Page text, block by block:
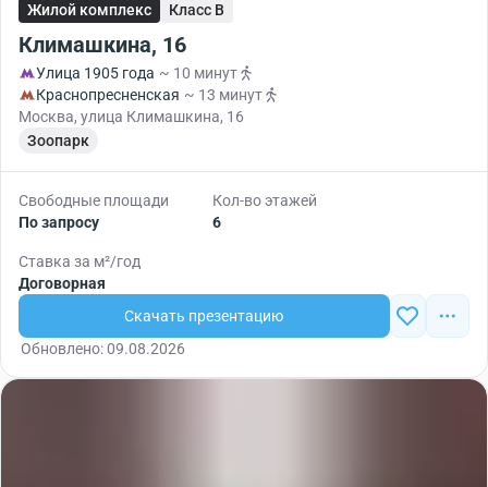
Жилой комплекс Класс B
Климашкина, 16
Улица 1905 года ~ 10 минут
Краснопресненская ~ 13 минут
Москва, улица Климашкина, 16
Зоопарк
Свободные площади
По запросу
Кол-во этажей
6
Ставка за м²/год
Договорная
Скачать презентацию
Обновлено: 09.08.2026